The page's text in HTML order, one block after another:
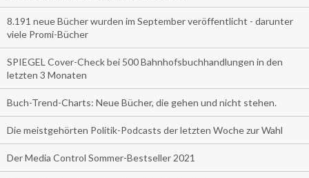
8.191 neue Bücher wurden im September veröffentlicht - darunter
viele Promi-Bücher
SPIEGEL Cover-Check bei 500 Bahnhofsbuchhandlungen in den
letzten 3 Monaten
Buch-Trend-Charts: Neue Bücher, die gehen und nicht stehen.
Die meistgehörten Politik-Podcasts der letzten Woche zur Wahl
Der Media Control Sommer-Bestseller 2021